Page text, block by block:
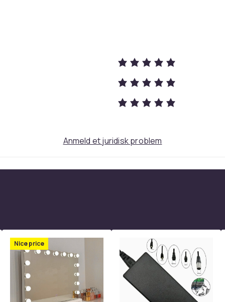
20
b177e6d9-ea41-439d-b2ce-e9ef468e6502
Anmeld et juridisk problem
Nice price